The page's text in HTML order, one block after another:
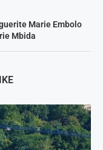
Marie Embolo
Mbida